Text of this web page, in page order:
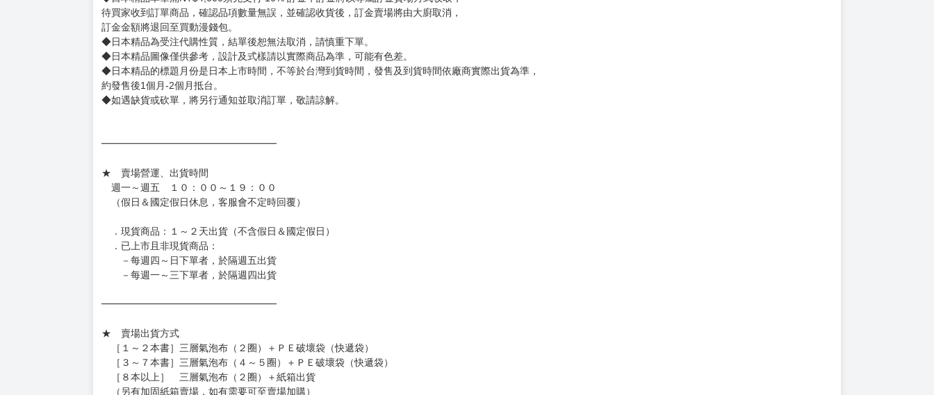
◆商品如有缺件、瑕疵，請務必取貨3日內留言反應，逾期不受理。
◆書籍拆封無法更換及退貨(內頁印刷瑕疵例外)
書籍有問題請不要拆封，請私訊大廚協助。
◆逾期未取且訂單取消後三個工作天內未有任何反應，將直接加入黑名單，還請下單後準時取貨。
◆書籍贈品&上市日、依出版社最終公布為主。
有時會上市前更改贈品內容或延後出版，還請注意。
◆網路購物取貨後開箱時建議全程錄影拍照存證，以保障買賣家雙方權益。
訂金金額將退回至買動漫錢包。
◆日本精品為受注代購性質，結單後恕無法取消，請慎重下單。
◆日本精品圖像僅供參考，設計及式樣請以實際商品為準，可能有色差。
約發售後1個月-2個月抵台。
◆如遇缺貨或砍單，將另行通知並取消訂單，敬請諒解。
週一～週五 １０：００～１９：００
（假日＆國定假日休息，客服會不定時回覆）
．現貨商品：１～２天出貨（不含假日＆國定假日）
．已上市且非現貨商品：